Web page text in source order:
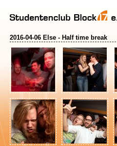
2016-04-06 Else - Half time break